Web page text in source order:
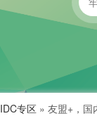
IDC专区 » 友盟+，国